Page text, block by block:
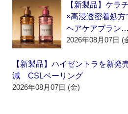
【新製品】ケラ
×高浸透密着処
ヘアケアブラン…
2026年08月07日 (
【新製品】ハイゼントラを新発
減 CSLベーリング
2026年08月07日 (金)